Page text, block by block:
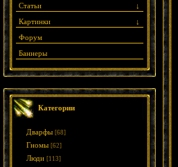
↓
Статьи
↓
Картинки
Форум
Баннеры
Категории
Дварфы [68]
Гномы [62]
Люди [113]